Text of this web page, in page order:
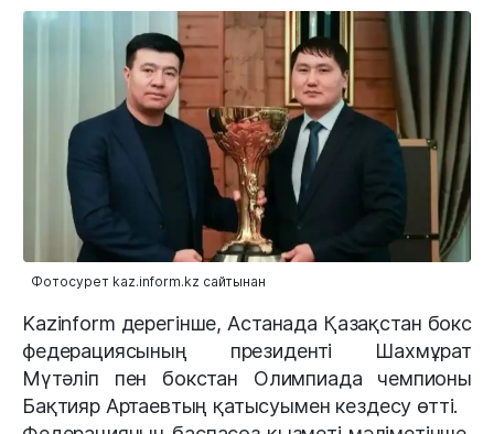
Фотосурет kaz.inform.kz сайтынан
Kazinform дерегінше, Астанада Қазақстан бокс
федерациясының президенті Шахмұрат
Мүтәліп пен бокстан Олимпиада чемпионы
Бақтияр Артаевтың қатысуымен кездесу өтті.